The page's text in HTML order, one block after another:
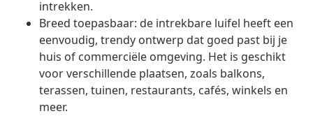
intrekken.
Breed toepasbaar: de intrekbare luifel heeft een
eenvoudig, trendy ontwerp dat goed past bij je
huis of commerciële omgeving. Het is geschikt
voor verschillende plaatsen, zoals balkons,
terassen, tuinen, restaurants, cafés, winkels en
meer.